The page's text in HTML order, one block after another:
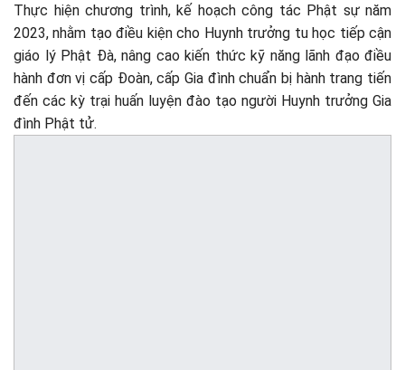
Thực hiện chương trình, kế hoạch công tác Phật sự năm
2023, nhằm tạo điều kiện cho Huynh trưởng tu học tiếp cận
giáo lý Phật Đà, nâng cao kiến thức kỹ năng lãnh đạo điều
hành đơn vị cấp Đoàn, cấp Gia đình chuẩn bị hành trang tiến
đến các kỳ trại huấn luyện đào tạo người Huynh trưởng Gia
đình Phật tử.